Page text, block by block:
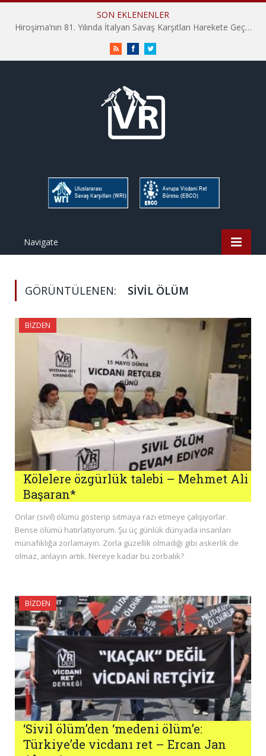
SON EKLENENLER
Hiroşima’nın 81. Yılında İtalyan Savaş Karşıtları Harekete Geçti: “Hatırlamak yeterli değil”
RSS FacebookTwitter
Navigate
GÖRÜNTÜLENEN: SIVIL ÖLÜM
BIZDEN
Kölelere özgürlük talebi – Mehmet Ali
Başaran*
Onlar (sivil) ölümü gösterip sıtmaya razı etmeye çalışıyorlar.
Bense ölümü hatırlatıyorum. Şu üç günlük dünyada insanları
münafıklığa zorlamayın. Zorla güzellik olmadığı gibi askerlik de
olmaz, anlayın artık. Nereye kadar bu zorbalık?
BIZDEN
‘Sivil ölüm’den ‘medeni ölüm’e:
Türkiye’de vicdanı ret – Ercan Jan